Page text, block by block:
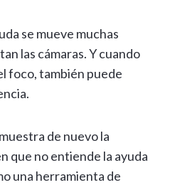
se mueve muchas
las cámaras. Y cuando
foco, también puede
de nuevo la
que no entiende la ayuda
una herramienta de